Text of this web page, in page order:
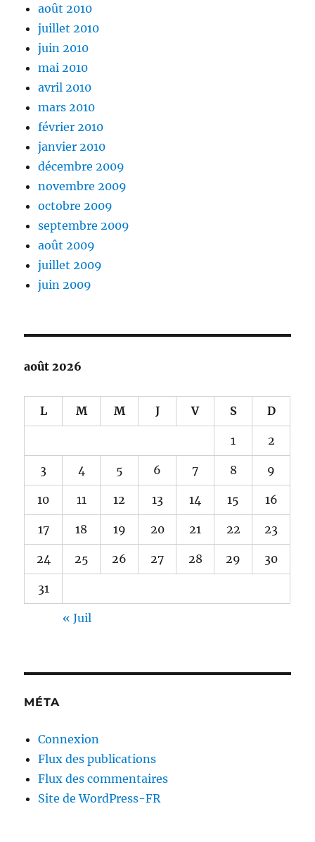
août 2010
juillet 2010
juin 2010
mai 2010
avril 2010
mars 2010
février 2010
janvier 2010
décembre 2009
novembre 2009
octobre 2009
septembre 2009
août 2009
juillet 2009
juin 2009
août 2026
L M M J V S D
1 2
3 4 5 6 7 8 9
10 11 12 13 14 15 16
17 18 19 20 21 22 23
24 25 26 27 28 29 30
31
« Juil
MÉTA
Connexion
Flux des publications
Flux des commentaires
Site de WordPress-FR